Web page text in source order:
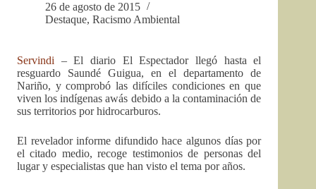
26 de agosto de 2015
Destaque, Racismo Ambiental
Servindi – El diario El Espectador llegó hasta el
resguardo Saundé Guigua, en el departamento de
Nariño, y comprobó las difíciles condiciones en que
viven los indígenas awás debido a la contaminación de
sus territorios por hidrocarburos.
El revelador informe difundido hace algunos días por
el citado medio, recoge testimonios de personas del
lugar y especialistas que han visto el tema por años.